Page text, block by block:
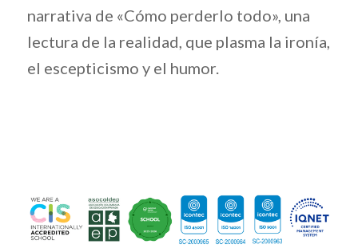
narrativa de «Cómo perderlo todo», una
lectura de la realidad, que plasma la ironía,
el escepticismo y el humor.